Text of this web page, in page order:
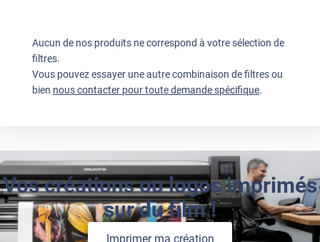
Aucun de nos produits ne correspond à votre sélection de
filtres.
Vous pouvez essayer une autre combinaison de filtres ou
bien nous contacter pour toute demande spécifique.
Vos créations ou logos imprimés
sur du film !
Imprimer ma création